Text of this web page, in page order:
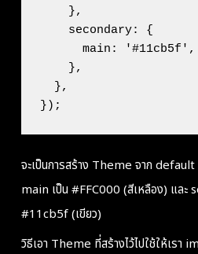
    },
    secondary: {
      main: '#11cb5f',
    },
  },
จะเป็นการสร้าง Theme จาก
main เป็น #FFC000 (สีเหลือง) และ
#11cb5f (เขียว)
วิธีเอา Theme ที่สร้างไว้ไปใช้ให้เ